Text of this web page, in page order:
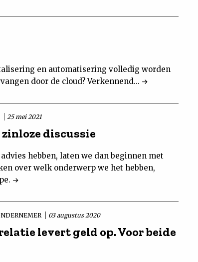
en automatisering volledig worden
door de cloud? Verkennend...
25 mei 2021
zinloze discussie
hebben, laten we dan beginnen met
over welk onderwerp we het hebben,
03 augustus 2020
levert geld op. Voor beide